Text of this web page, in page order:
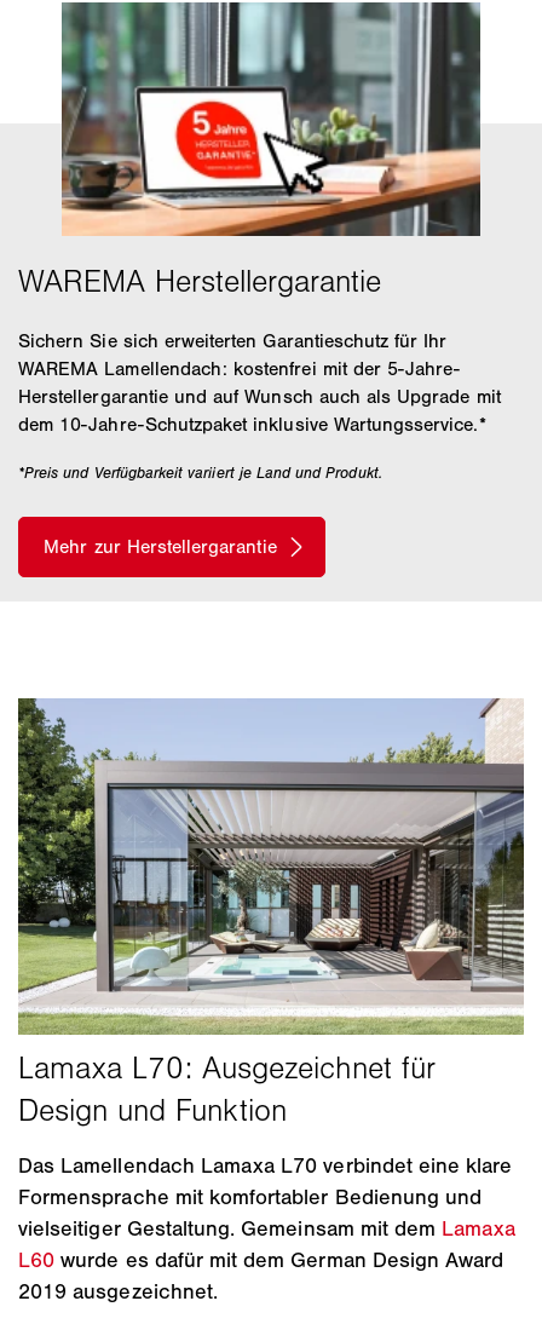
Sichern Sie sich erweiterten Garantieschutz für Ihr
WAREMA Lamellendach: kostenfrei mit der 5-Jahre-
Herstellergarantie und auf Wunsch auch als Upgrade mit
dem 10-Jahre-Schutzpaket inklusive Wartungsservice.*
*Preis und Verfügbarkeit variiert je Land und Produkt.
Das Lamellendach Lamaxa L70 verbindet eine klare
Formensprache mit komfortabler Bedienung und
vielseitiger Gestaltung. Gemeinsam mit dem Lamaxa
L60 wurde es dafür mit dem German Design Award
2019 ausgezeichnet.